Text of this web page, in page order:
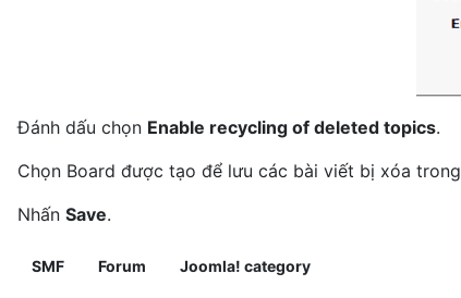
Đánh dấu chọn Enable recycling of deleted topics.
Chọn Board được tạo để lưu các bài viết bị xóa trong
Nhấn Save.
SMF Forum Joomla! category